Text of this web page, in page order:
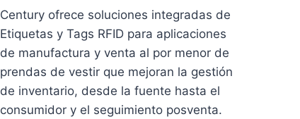
Century ofrece soluciones integradas de
Etiquetas y Tags RFID para aplicaciones
de manufactura y venta al por menor de
prendas de vestir que mejoran la gestión
de inventario, desde la fuente hasta el
consumidor y el seguimiento posventa.